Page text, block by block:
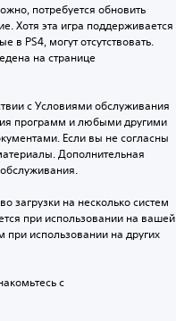
потребуется обновить
Хотя эта игра поддерживается
в PS4, могут отсутствовать.
на странице
с Условиями обслуживания
программ и любыми другими
Если вы не согласны
Дополнительная
загрузки на несколько систем
при использовании на вашей
при использовании на других
с